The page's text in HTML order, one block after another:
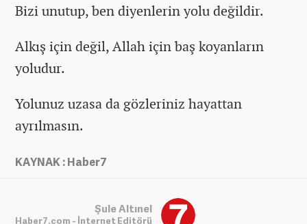
Bizi unutup, ben diyenlerin yolu değildir.
Alkış için değil, Allah için baş koyanların
yoludur.
Yolunuz uzasa da gözleriniz hayattan
ayrılmasın.
KAYNAK : Haber7
Şule Altınel
Haber7.com - İnternet Editörü